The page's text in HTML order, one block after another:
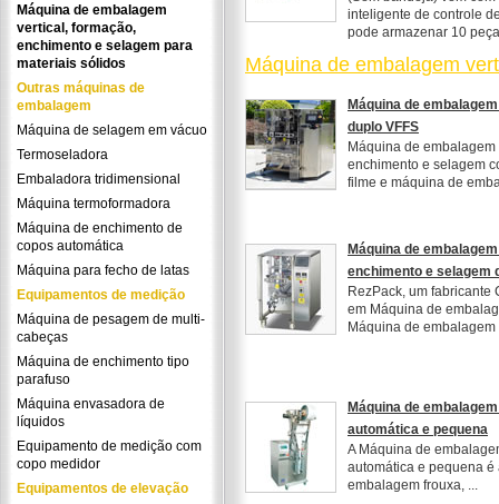
Máquina de embalagem
vertical, formação,
enchimento e selagem para
materiais sólidos
Outras máquinas de
embalagem
Máquina de selagem em vácuo
Termoseladora
Embaladora tridimensional
Máquina termoformadora
Máquina de enchimento de
copos automática
Máquina para fecho de latas
Equipamentos de medição
Máquina de pesagem de multi-
cabeças
Máquina de enchimento tipo
parafuso
Máquina envasadora de
líquidos
Equipamento de medição com
copo medidor
Equipamentos de elevação
inteligente de controle
pode armazenar 10
Máquina de embalagem
Máquina de
duplo VFFS
Máquina de
enchimento e selagem
filme e máquina de
Máquina de
enchimento e selagem
RezPack, um fabricante
em Máquina de
Máquina de
Máquina de
automática e pequena
A Máquina de
automática e pequena
embalagem frouxa, ...